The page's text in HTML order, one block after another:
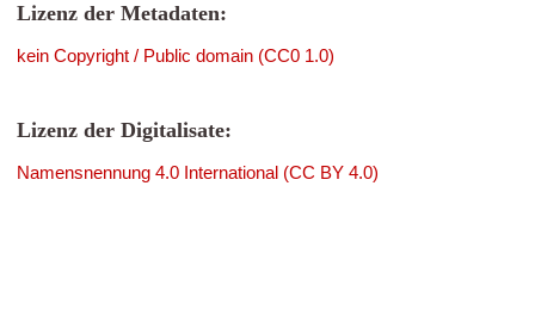
Lizenz der Metadaten:
kein Copyright / Public domain (CC0 1.0)
Lizenz der Digitalisate:
Namensnennung 4.0 International (CC BY 4.0)